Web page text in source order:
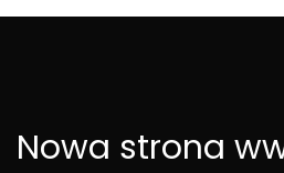
Nowa strona